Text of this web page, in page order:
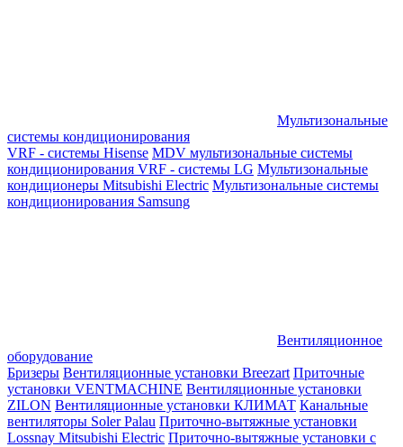
Мультизональные
системы кондиционирования
VRF - системы Hisense MDV мультизональные системы
кондиционирования VRF - системы LG Мультизональные
кондиционеры Mitsubishi Electric Мультизональные системы
кондиционирования Samsung
Вентиляционное
оборудование
Бризеры Вентиляционные установки Breezart Приточные
установки VENTMACHINE Вентиляционные установки
ZILON Вентиляционные установки КЛИМАТ Канальные
вентиляторы Soler Palau Приточно-вытяжные установки
Lossnay Mitsubishi Electric Приточно-вытяжные установки с